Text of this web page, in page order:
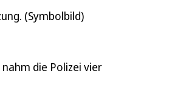
(Symbolbild)
die Polizei vier